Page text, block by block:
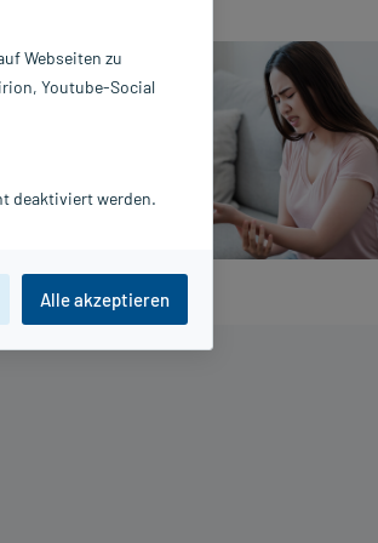
Arterie
als
führt.
Webseiten zu
Youtube-Social
deaktiviert werden.
Alle akzeptieren